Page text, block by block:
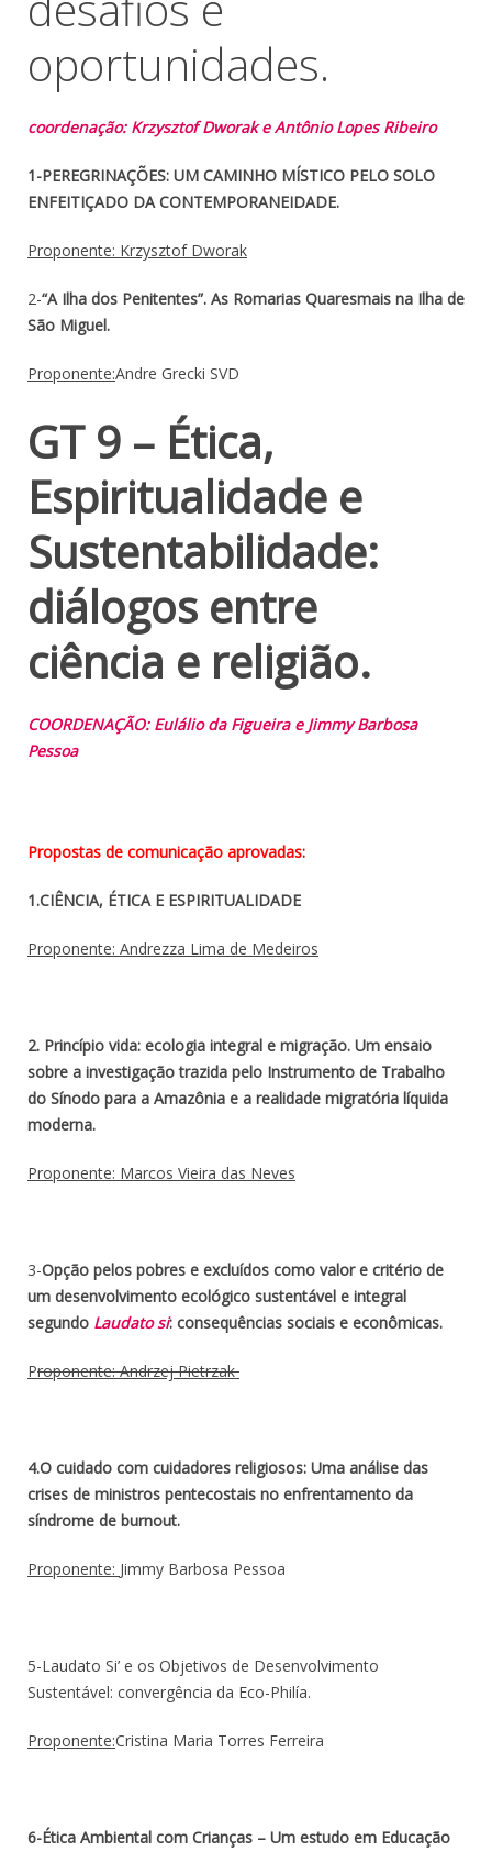
oportunidades.
coordenação: Krzysztof Dworak e Antônio Lopes Ribeiro
1-PEREGRINAÇÕES: UM CAMINHO MÍSTICO PELO SOLO
ENFEITIÇADO DA CONTEMPORANEIDADE.
Proponente: Krzysztof Dworak
2-“A Ilha dos Penitentes”. As Romarias Quaresmais na Ilha de
São Miguel.
Proponente:Andre Grecki SVD
GT 9 – Ética,
Espiritualidade e
Sustentabilidade:
diálogos entre
ciência e religião.
COORDENAÇÃO: Eulálio da Figueira e Jimmy Barbosa
Pessoa
Propostas de comunicação aprovadas:
1.CIÊNCIA, ÉTICA E ESPIRITUALIDADE
Proponente: Andrezza Lima de Medeiros
2. Princípio vida: ecologia integral e migração. Um ensaio
sobre a investigação trazida pelo Instrumento de Trabalho
do Sínodo para a Amazônia e a realidade migratória líquida
moderna.
Proponente: Marcos Vieira das Neves
3-Opção pelos pobres e excluídos como valor e critério de
um desenvolvimento ecológico sustentável e integral
segundo Laudato si: consequências sociais e econômicas.
Proponente:Andrzej Pietrzak
4.O cuidado com cuidadores religiosos: Uma análise das
crises de ministros pentecostais no enfrentamento da
síndrome de burnout.
Proponente: Jimmy Barbosa Pessoa
5-Laudato Si’ e os Objetivos de Desenvolvimento
Sustentável: convergência da Eco-Philía.
Proponente:Cristina Maria Torres Ferreira
6-Ética Ambiental com Crianças – Um estudo em Educação